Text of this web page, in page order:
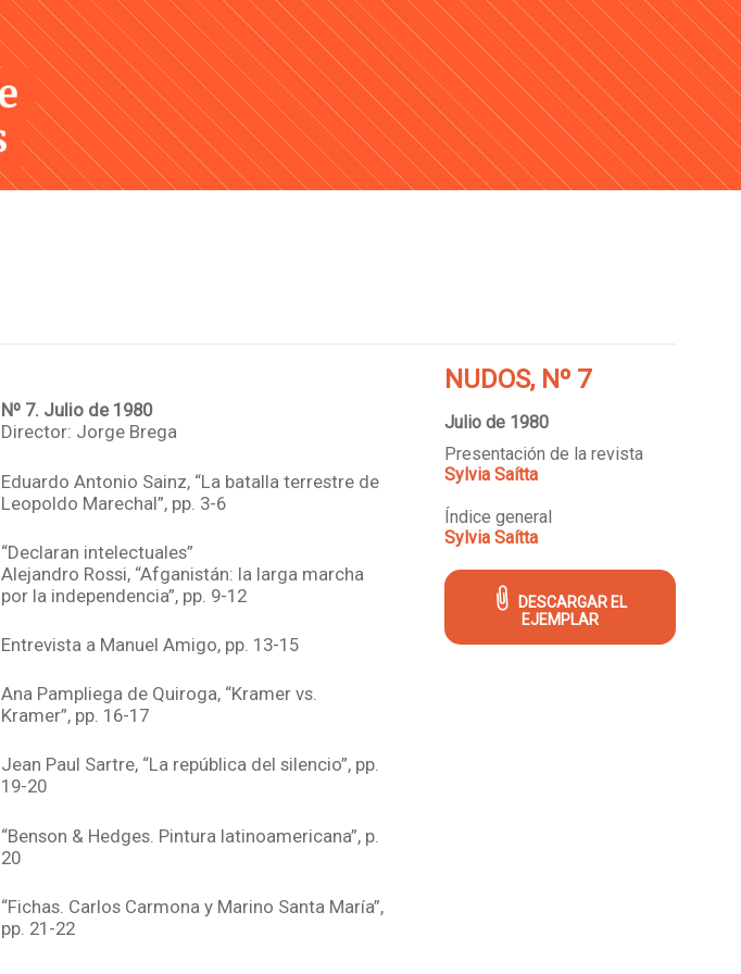
Skip
to
content
Nº 7. Julio de 1980
Director: Jorge Brega
Eduardo Antonio Sainz, “La batalla terrestre de
Leopoldo Marechal”, pp. 3-6
“Declaran intelectuales”
Alejandro Rossi, “Afganistán: la larga marcha
por la independencia”, pp. 9-12
Entrevista a Manuel Amigo, pp. 13-15
Ana Pampliega de Quiroga, “Kramer vs.
Kramer”, pp. 16-17
Jean Paul Sartre, “La república del silencio”, pp.
19-20
“Benson & Hedges. Pintura latinoamericana”, p.
20
“Fichas. Carlos Carmona y Marino Santa María”,
pp. 21-22
NUDOS, Nº 7
Julio de 1980
Presentación de la revista
Sylvia Saítta
Índice general
Sylvia Saítta
DESCARGAR EL
EJEMPLAR